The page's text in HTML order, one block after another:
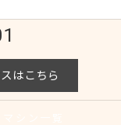
はこちら